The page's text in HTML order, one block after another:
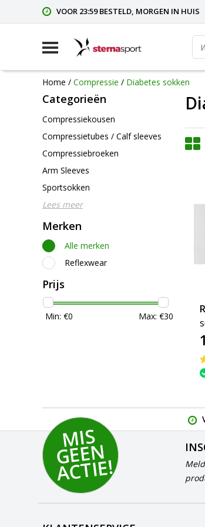
VOOR 23:59 BESTELD, MORGEN IN HUIS
Home / Compressie / Diabetes sokken
Categorieën
Compressiekousen
Compressietubes / Calf sleeves
Compressiebroeken
Arm Sleeves
Sportsokken
Lees meer
Merken
Alle merken
Reflexwear
Prijs
Min: €0 Max: €30
MI
S
G
E
E
N
A
C
TI
E!